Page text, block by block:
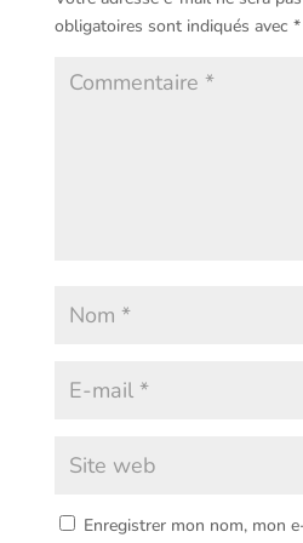
obligatoires sont indiqués avec *
Enregistrer mon nom, mon